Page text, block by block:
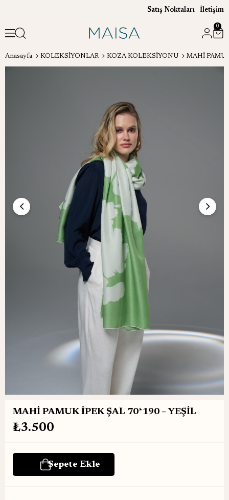
Satış Noktaları İletişim
0
Anasayfa KOLEKSİYONLAR KOZA KOLEKSİYONU MAHİ
MAHİ PAMUK İPEK ŞAL 70*190 – YEŞİL
₺3.500